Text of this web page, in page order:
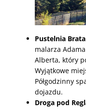
Pustelnia
malarza
Alberta, który
Wyjątkowe
Półgodzinny
dojazdu.
Droga pod